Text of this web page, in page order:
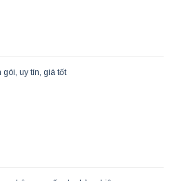
uy tín, giá tốt